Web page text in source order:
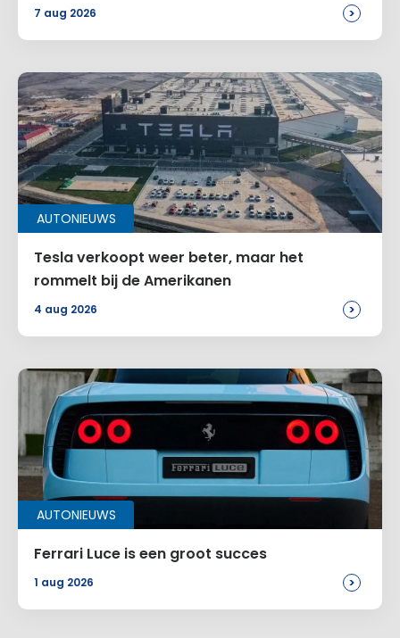
7 aug 2026 >
AUTONIEUWS
Tesla verkoopt weer beter, maar het
rommelt bij de Amerikanen
4 aug 2026 >
AUTONIEUWS
Ferrari Luce is een groot succes
1 aug 2026 >